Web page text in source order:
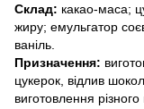
Склад: какао-маса;
жиру; емульгатор
ваніль.
Призначення:
цукерок, відлив
виготовлення